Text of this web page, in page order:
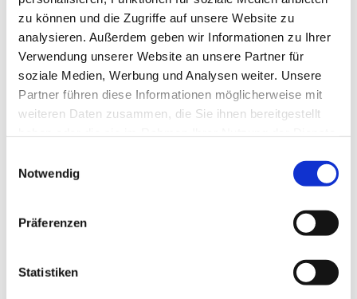
zu können und die Zugriffe auf unsere Website zu
analysieren. Außerdem geben wir Informationen zu Ihrer
Verwendung unserer Website an unsere Partner für
soziale Medien, Werbung und Analysen weiter. Unsere
Partner führen diese Informationen möglicherweise mit
weiteren Daten zusammen, die Sie ihnen bereitgestellt
Notwendig
Präferenzen
Statistiken